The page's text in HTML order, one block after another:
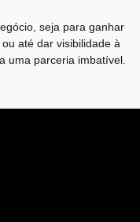
seja para ganhar
até dar visibilidade à
uma parceria imbatível.